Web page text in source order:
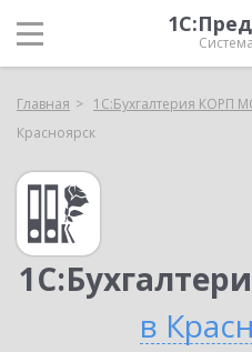
Главная 1С:Бухгалтерия КОРП
Красноярск
в